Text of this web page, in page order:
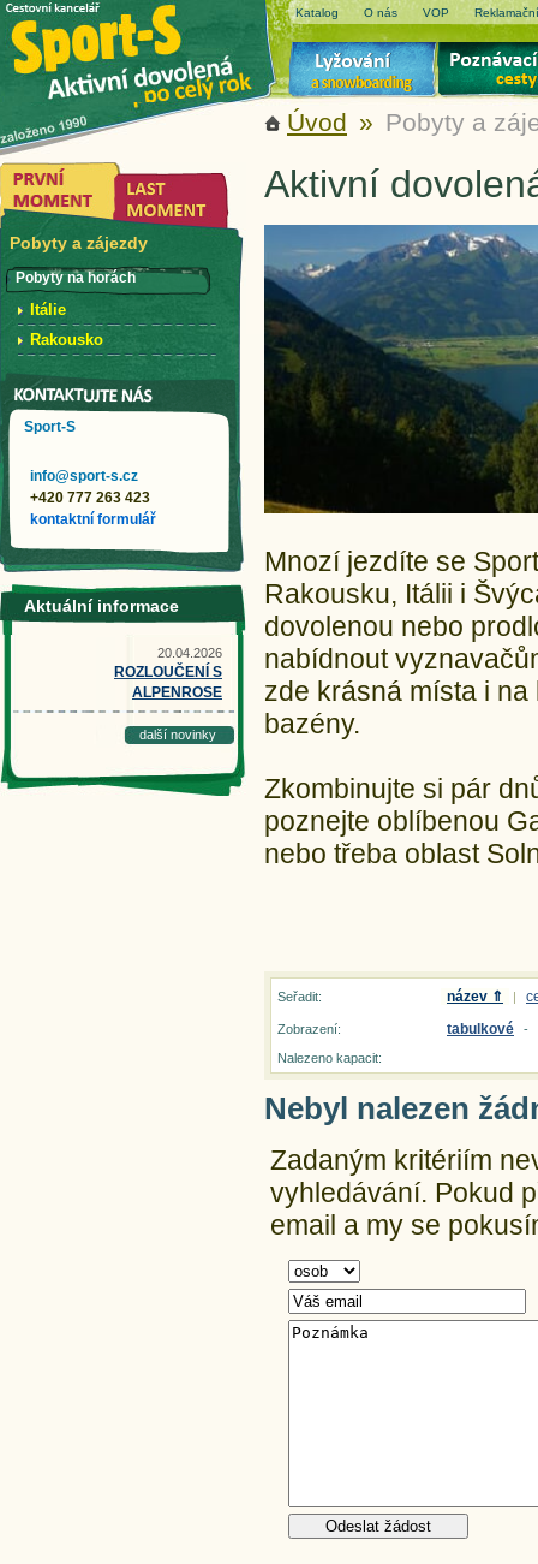
Katalog O nás VOP
Úvod » Pobyty a
Aktivní
Mnozí jezdíte se
Rakousku, Itálii i
dovolenou nebo
nabídnout
zde krásná místa i
bazény.
Zkombinujte si pár
poznejte oblíbenou
nebo třeba oblast
Seřadit: název ⇑ |
Zobrazení: tabulkové
-
Nalezeno kapacit:
Nebyl nalezen
Zadaným kritériím
vyhledávání. Pokud
email a my se
Pobyty a zájezdy
Pobyty na horách
Itálie
Rakousko
Sport-S
info@sport-s.cz
+420 777 263 423
kontaktní formulář
Aktuální informace
20.04.2026
ROZLOUČENÍ S
ALPENROSE
další novinky